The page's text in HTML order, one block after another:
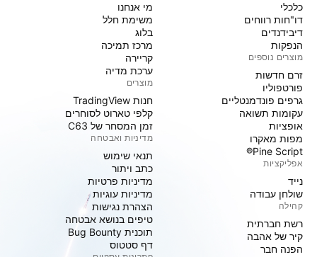
כלכלי
דו"חות רווחים
דיבידנדים
הנפקות
מוצרים נוספים
זרם חדשות
פורטפוליו
גרפים פונדמנטליים
עקומות תשואה
אופציות
מפות מאקרו
Pine Script®
אפליקציות
נייד
שולחן עבודה
קהילה
רשת חברתית
קיר של אהבה
הפנה חבר
מי אנחנו
משימת חלל
בלוג
מרכז תמיכה
קריירה
ערכת מדיה
מוצרים
חנות TradingView
קלפי טארוט לסוחרים
זמן המסחר של C63
מדיניות ואבטחה
תנאי שימוש
כתב ויתור
מדיניות פרטיות
מדיניות עוגיות
הצהרת נגישות
טיפים בנושא אבטחה
תוכנית Bug Bounty
דף סטטוס